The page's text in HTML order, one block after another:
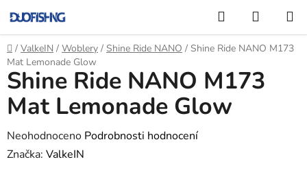
na
obsah
Hledat
KOŠÍK
Domů
/ ValkeIN / Woblery / Shine Ride NANO / Shine Ride NANO M173
Mat Lemonade Glow
Shine Ride NANO M173
Mat Lemonade Glow
Průměrné
hodnocení
Neohodnoceno Podrobnosti hodnocení
Značka: ValkeIN